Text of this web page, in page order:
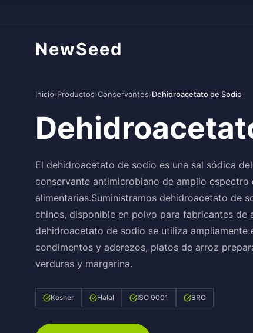
NewSeed
Inicio›Productos›Conservantes›Dehidroacetato de Sodio
El dehidroacetato de sodio es una sal sódica
conservante antimicrobiano de amplio
alimentarias.Suministramos dehidroacetato de
chinos, disponible en polvo para fabricantes
dehidroacetato de sodio se utiliza ampliamente
condimentos y aderezos, platos de arroz
verduras y margarina.
Kosher Halal ISO 9001 BRC